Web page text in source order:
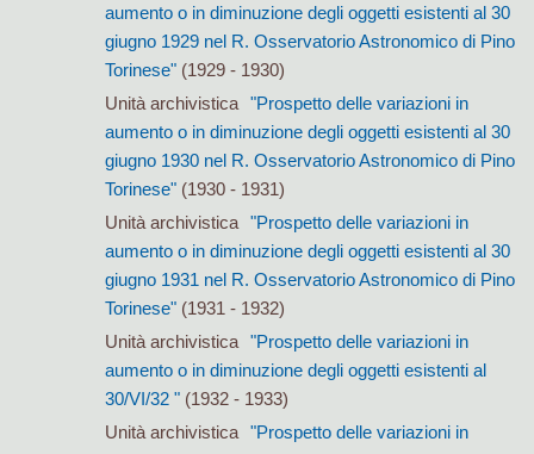
aumento o in diminuzione degli oggetti esistenti al 30
giugno 1929 nel R. Osservatorio Astronomico di Pino
Torinese"(1929 - 1930)
Unità archivistica
"Prospetto delle variazioni in
aumento o in diminuzione degli oggetti esistenti al 30
giugno 1930 nel R. Osservatorio Astronomico di Pino
Torinese"(1930 - 1931)
Unità archivistica
"Prospetto delle variazioni in
aumento o in diminuzione degli oggetti esistenti al 30
giugno 1931 nel R. Osservatorio Astronomico di Pino
Torinese"(1931 - 1932)
Unità archivistica
"Prospetto delle variazioni in
aumento o in diminuzione degli oggetti esistenti al
30/VI/32 "(1932 - 1933)
Unità archivistica
"Prospetto delle variazioni in